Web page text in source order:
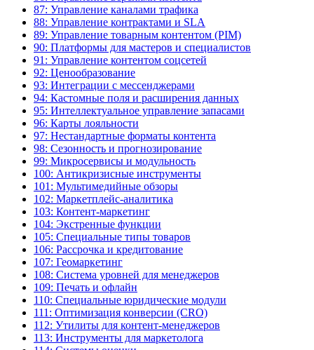
87: Управление каналами трафика
88: Управление контрактами и SLA
89: Управление товарным контентом (PIM)
90: Платформы для мастеров и специалистов
91: Управление контентом соцсетей
92: Ценообразование
93: Интеграции с мессенджерами
94: Кастомные поля и расширения данных
95: Интеллектуальное управление запасами
96: Карты лояльности
97: Нестандартные форматы контента
98: Сезонность и прогнозирование
99: Микросервисы и модульность
100: Антикризисные инструменты
101: Мультимедийные обзоры
102: Маркетплейс-аналитика
103: Контент-маркетинг
104: Экстренные функции
105: Специальные типы товаров
106: Рассрочка и кредитование
107: Геомаркетинг
108: Система уровней для менеджеров
109: Печать и офлайн
110: Специальные юридические модули
111: Оптимизация конверсии (CRO)
112: Утилиты для контент-менеджеров
113: Инструменты для маркетолога